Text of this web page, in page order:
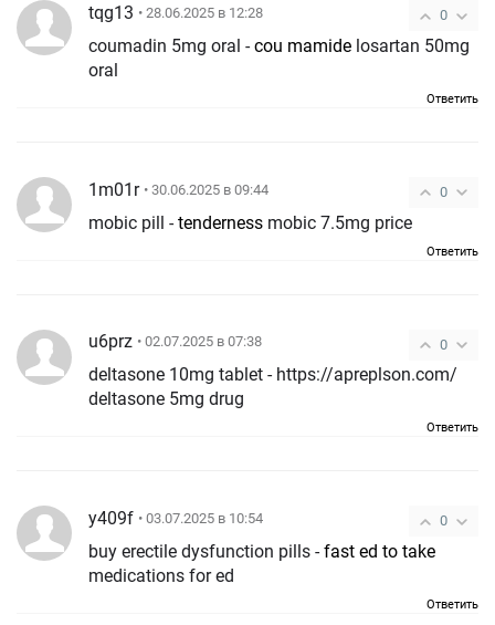
0
tqg13 • 28.06.2025 в 12:28
coumadin 5mg oral -cou mamide
oral
Ответить
0
1m01r • 30.06.2025 в 09:44
mobic pill -tenderness mobic 7.5mg price
Ответить
0
u6prz • 02.07.2025 в 07:38
deltasone 10mg tablet - https://apreplson.com/
deltasone 5mg drug
Ответить
0
y409f • 03.07.2025 в 10:54
buy erectile dysfunction pills -fast ed to take
medications for ed
Ответить